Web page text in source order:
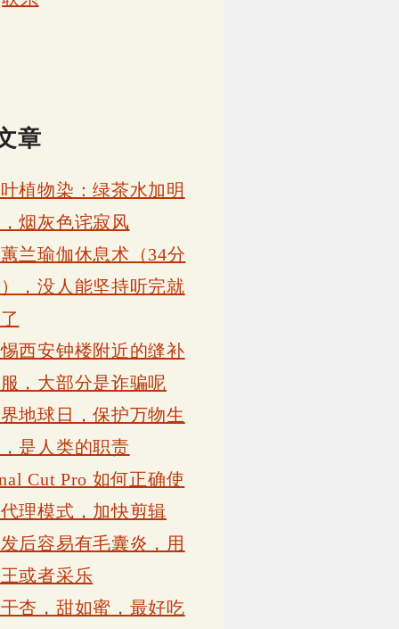
章
植物染：绿茶水加明
烟灰色诧寂风
兰瑜伽休息术（34分
，没人能坚持听完就
西安钟楼附近的缝补
，大部分是诈骗呢
地球日，保护万物生
是人类的职责
Cut Pro 如何正确使
理模式，加快剪辑
后容易有毛囊炎，用
或者采乐
杏，甜如蜜，最好吃